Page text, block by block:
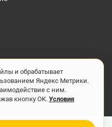
и обрабатывает
Яндекс Метрики.
с ним.
кнопку OK. Условия